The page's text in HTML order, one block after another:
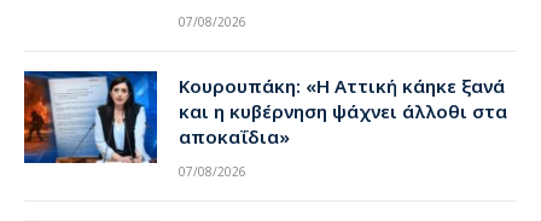
07/08/2026
Κουρουπάκη: «Η Αττική κάηκε ξανά
και η κυβέρνηση ψάχνει άλλοθι στα
αποκαΐδια»
07/08/2026